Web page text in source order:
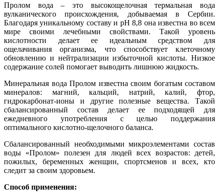
Пролом вода – это высокощелочная термальная вода
вулканического происхождения, добываемая в Сербии.
Благодаря уникальному составу и pH 8,8 она известна во всем
мире своими лечебными свойствами. Такой уровень
кислотности делает ее идеальным средством для
ощелачивания организма, что способствует клеточному
обновлению и нейтрализации избыточной кислоты. Низкое
содержание солей помогает выводить лишнюю жидкость.
Минеральная вода Пролом известна своим богатым составом
минералов: магний, кальций, натрий, калий, фтор,
гидрокарбонат-ионы и другие полезные вещества. Такой
сбалансированный состав делает ее подходящей для
ежедневного употребления с целью поддержания
оптимального кислотно-щелочного баланса.
Сбалансированный необходимыми микроэлементами состав
воды «Пролом» полезен для людей всех возрастов: детей,
пожилых, беременных женщин, спортсменов и всех, кто
следит за своим здоровьем.
Способ применения: